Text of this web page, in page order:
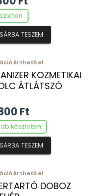
TESZEM
érthető el
KOZMETIKAI
ÁTLÁTSZÓ
Ft
készleten
TESZEM
érthető el
DOBOZ